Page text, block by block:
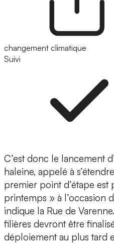
changement climatique
Suivi
C’est donc le lancement
haleine, appelé à
premier point d’étape
printemps » à l’occasion
indique la Rue de
filières devront être
déploiement au plus tard